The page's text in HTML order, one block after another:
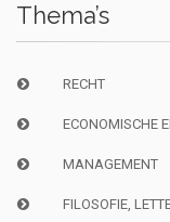
Thema’s
RECHT
ECONOMISCHE
MANAGEMENT
FILOSOFIE,